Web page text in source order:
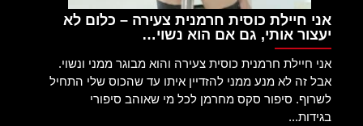
אני חיילת כוסית חרמנית צעירה – כלום לא
יעצור אותי, גם אם הוא נשוי…
אני חיילת חרמנית כוסית צעירה והוא מבוגר ממני ונשוי.
אבל זה לא מנע ממני להזדיין איתו עד שהכוס שלי התחיל
לשרוף. סיפור סקס מחרמן לכל מי שאוהב סיפורי
בגידות...